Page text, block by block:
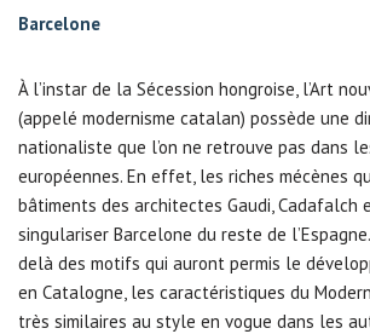
Barcelone
À l’instar de la Sécession hongroise, l’Art
(appelé modernisme catalan) possède une
nationaliste que l’on ne retrouve pas dans
européennes. En effet, les riches mécènes
bâtiments des architectes Gaudi, Cadafalch
singulariser Barcelone du reste de
delà des motifs qui auront permis le
en Catalogne, les caractéristiques du
très similaires au style en vogue dans les